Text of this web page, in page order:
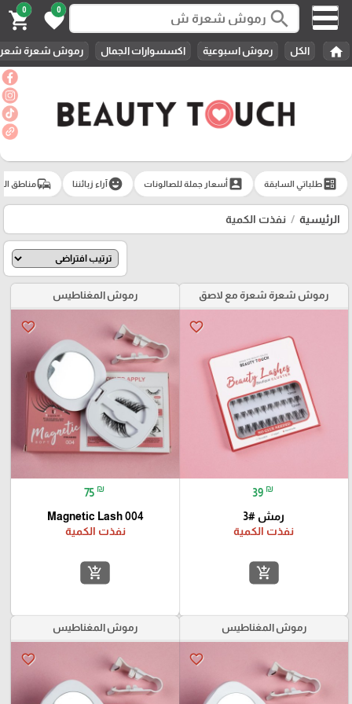
search
0
favorite
0
shopping_cart
home الكل رموش اسبوعية اكسسوارات الجمال رموش شعرة
ballotطلباتي السابقة account_box أسعار جملة للصالونات emoji_emotionsآراء زبائننا commuteمناطق
الرئيسية نفذت الكمية
رموش شعرة شعرة مع لاصق
favorite_border
39 ₪
رمش #3
نفذت الكمية
add_shopping_cart
رموش المغناطيس
favorite_border
75 ₪
Magnetic Lash 004
نفذت الكمية
add_shopping_cart
رموش المغناطيس
favorite_border
رموش المغناطيس
favorite_border